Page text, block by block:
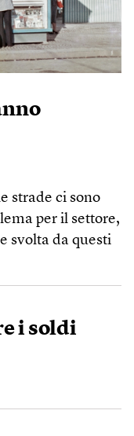
strade ci sono
per il settore,
svolta da questi
i soldi